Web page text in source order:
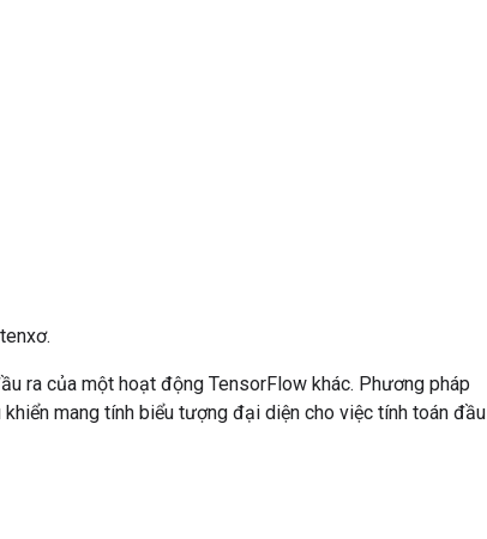
ra của một hoạt động TensorFlow khác. Phương pháp
mang tính biểu tượng đại diện cho việc tính toán đầu